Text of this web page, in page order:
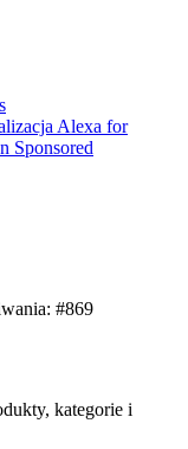
Alexa for
Sponsored
#869
kategorie i